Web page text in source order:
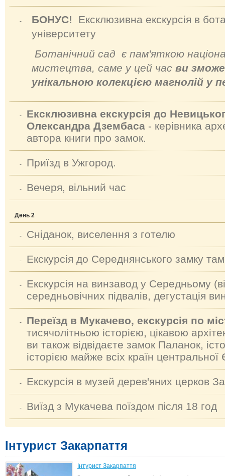
- БОНУС! Ексклюзивна екскурсія в
університету
Ботанічний сад є пам'яткою
мистецтва, саме у цей час ви
унікальною колекцією магнолій у
-
Ексклюзивна екскурсія до
Олександра Дзембаса - керівника
автора книги про замок.
- Приїзд в Ужгород.
- Вечеря, вільний час
День 2
- Сніданок, виселення з готелю
- Екскурсія до Середнянського замку
-
Екскурсія на винзавод у Середньому
середньовічних підвалів, дегустація
-
Переїзд в Мукачево, екскурсія по
тисячолітньою історією, цікавою
ви також відвідаєте замок Паланок,
історією майже всіх країн центральної
- Екскурсія в музей дерев'яних церков
- Виїзд з Мукачева поїздом після 18 год
Інтурист Закарпаття
Інтурист Закарпаття